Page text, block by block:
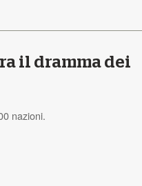
il dramma dei
nazioni.